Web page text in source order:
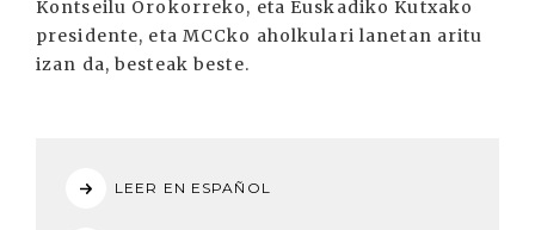
Kontseilu Orokorreko, eta Euskadiko Kutxako
presidente, eta MCCko aholkulari lanetan aritu
izan da, besteak beste.
LEER EN ESPAÑOL